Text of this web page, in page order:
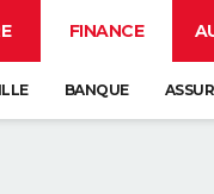
FINANCE
BANQUE